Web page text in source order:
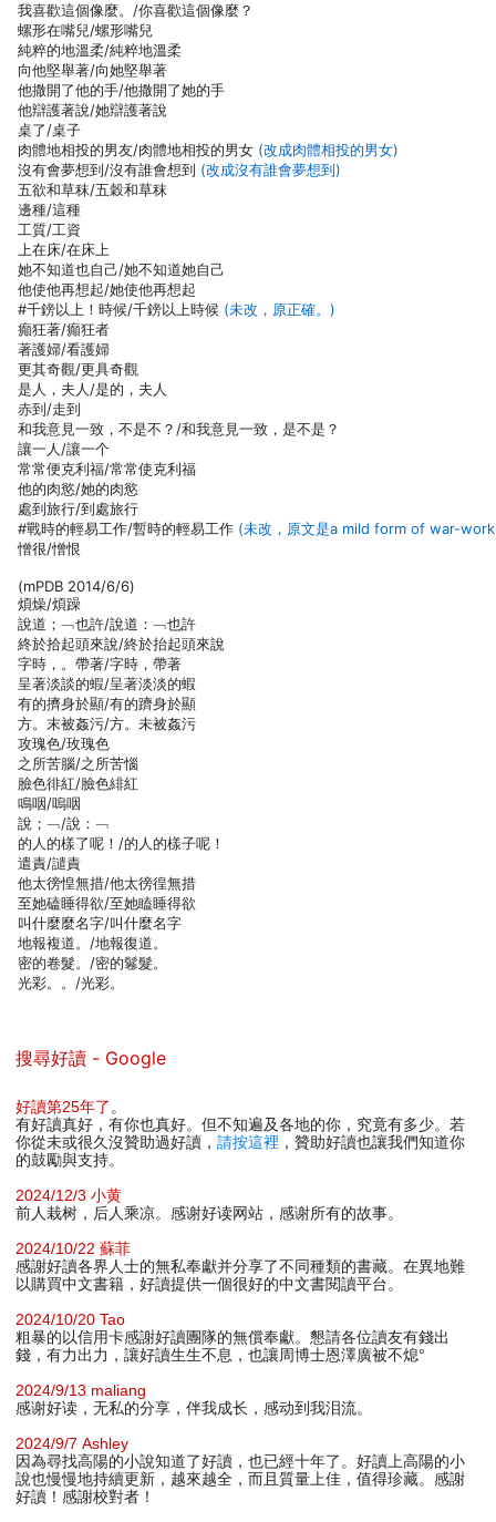
我喜歡這個像麼。/你喜歡這個像麼？
螺形在嘴兒/螺形嘴兒
純粹的地溫柔/純粹地溫柔
向他堅舉著/向她堅舉著
他撒開了他的手/他撒開了她的手
他辯護著說/她辯護著說
桌了/桌子
肉體地相投的男友/肉體地相投的男女 (改成肉體相投的男女)
沒有會夢想到/沒有誰會想到 (改成沒有誰會夢想到)
五欲和草秣/五穀和草秣
邊種/這種
工質/工資
上在床/在床上
她不知道也自己/她不知道她自己
他使他再想起/她使他再想起
#千鎊以上！時候/千鎊以上時候 (未改，原正確。)
癲狂著/癲狂者
著護婦/看護婦
更其奇觀/更具奇觀
是人，夫人/是的，夫人
赤到/走到
和我意見一致，不是不？/和我意見一致，是不是？
讓一人/讓一个
常常便克利福/常常使克利福
他的肉慾/她的肉慾
處到旅行/到處旅行
#戰時的輕易工作/暫時的輕易工作 (未改，原文是a mild form of war-
憎很/憎恨
(mPDB 2014/6/6)
煩燥/煩躁
說道；﹁也許/說道：﹁也許
終於拾起頭來說/終於抬起頭來說
字時，。帶著/字時，帶著
呈著淡談的蝦/呈著淡淡的蝦
有的擠身於顯/有的躋身於顯
方。末被姦污/方。未被姦污
攻瑰色/玫瑰色
之所苦腦/之所苦惱
臉色徘紅/臉色緋紅
鳴咽/嗚咽
說；﹁/說：﹁
的人的樣了呢！/的人的樣子呢！
遣責/譴責
他太徬惶無措/他太徬徨無措
至她磕睡得欲/至她瞌睡得欲
叫什麼麼名字/叫什麼名字
地報複道。/地報復道。
密的卷髮。/密的鬈髮。
光彩。。/光彩。
搜尋好讀 - Google
好讀第25年了 。
有好讀真好，有你也真好。但不知遍及各地的你，究竟有多少。若
你從未或很久沒贊助過好讀，請按這裡 ，贊助好讀也讓我們知道你
的鼓勵與支持。
2024/12/3 小黄
前人栽树，后人乘凉。感谢好读网站，感谢所有的故事。
2024/10/22 蘇菲
感謝好讀各界人士的無私奉獻并分享了不同種類的書藏。在異地難
以購買中文書籍，好讀提供一個很好的中文書閱讀平台。
2024/10/20 Tao
粗暴的以信用卡感謝好讀團隊的無償奉獻。懇請各位讀友有錢出
錢，有力出力，讓好讀生生不息，也讓周博士恩澤廣被不熄°
2024/9/13 maliang
感谢好读，无私的分享，伴我成长，感动到我泪流。
2024/9/7 Ashley
因為尋找高陽的小說知道了好讀，也已經十年了。好讀上高陽的小
說也慢慢地持續更新，越來越全，而且質量上佳，值得珍藏。感謝
好讀！感謝校對者！